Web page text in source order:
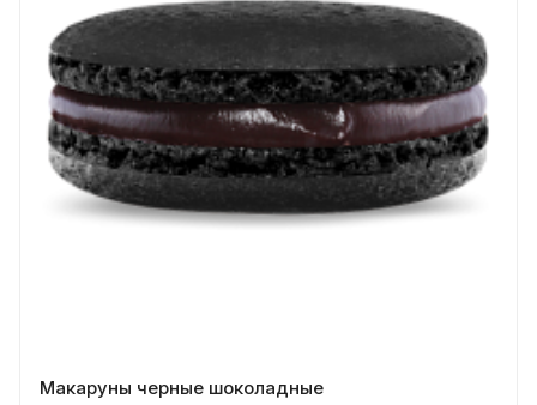
Макаруны черные шоколадные